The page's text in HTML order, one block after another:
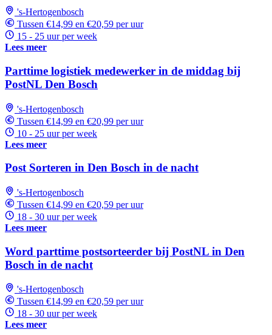
's-Hertogenbosch
Tussen €14,99 en €20,59 per uur
15 - 25 uur per week
Lees meer
Parttime logistiek medewerker in de middag bij
PostNL Den Bosch
's-Hertogenbosch
Tussen €14,99 en €20,99 per uur
10 - 25 uur per week
Lees meer
Post Sorteren in Den Bosch in de nacht
's-Hertogenbosch
Tussen €14,99 en €20,59 per uur
18 - 30 uur per week
Lees meer
Word parttime postsorteerder bij PostNL in Den
Bosch in de nacht
's-Hertogenbosch
Tussen €14,99 en €20,59 per uur
18 - 30 uur per week
Lees meer